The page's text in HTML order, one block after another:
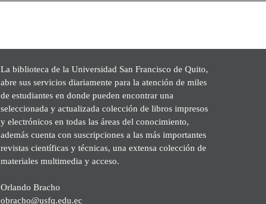
La biblioteca de la Universidad San Francisco de Quito,
abre sus servicios diariamente para la atención de miles
de estudiantes en donde pueden encontrar una
seleccionada y actualizada colección de libros impresos
y electrónicos en todas las áreas del conocimiento,
además cuenta con suscripciones a las más importantes
revistas científicas y técnicas, una extensa colección de
materiales multimedia y acceso.
Orlando Bracho
obracho@usfq.edu.ec